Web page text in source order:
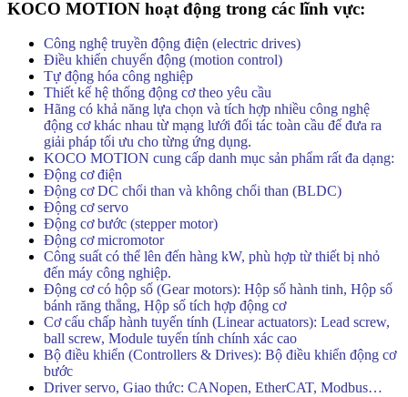
KOCO MOTION hoạt động trong các lĩnh vực:
Công nghệ truyền động điện (electric drives)
Điều khiển chuyển động (motion control)
Tự động hóa công nghiệp
Thiết kế hệ thống động cơ theo yêu cầu
Hãng có khả năng lựa chọn và tích hợp nhiều công nghệ
động cơ khác nhau từ mạng lưới đối tác toàn cầu để đưa ra
giải pháp tối ưu cho từng ứng dụng.
KOCO MOTION cung cấp danh mục sản phẩm rất đa dạng:
Động cơ điện
Động cơ DC chổi than và không chổi than (BLDC)
Động cơ servo
Động cơ bước (stepper motor)
Động cơ micromotor
Công suất có thể lên đến hàng kW, phù hợp từ thiết bị nhỏ
đến máy công nghiệp.
Động cơ có hộp số (Gear motors): Hộp số hành tinh, Hộp số
bánh răng thẳng, Hộp số tích hợp động cơ
Cơ cấu chấp hành tuyến tính (Linear actuators): Lead screw,
ball screw, Module tuyến tính chính xác cao
Bộ điều khiển (Controllers & Drives): Bộ điều khiển động cơ
bước
Driver servo, Giao thức: CANopen, EtherCAT, Modbus…